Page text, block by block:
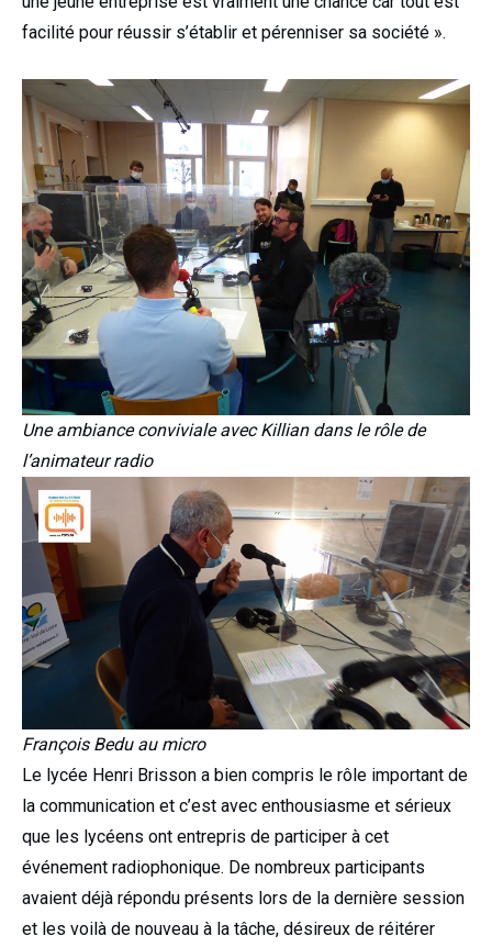
facilité pour réussir s’établir et pérenniser sa société ».
Une ambiance conviviale avec Killian dans le rôle de
l’animateur radio
François Bedu au micro
Le lycée Henri Brisson a bien compris le rôle important de
la communication et c’est avec enthousiasme et sérieux
que les lycéens ont entrepris de participer à cet
événement radiophonique. De nombreux participants
avaient déjà répondu présents lors de la dernière session
et les voilà de nouveau à la tâche, désireux de réitérer